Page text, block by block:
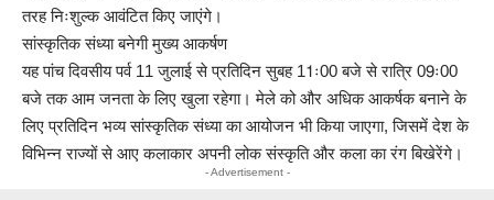
तरह निःशुल्क आवंटित किए जाएंगे।
सांस्कृतिक संध्या बनेगी मुख्य आकर्षण
यह पांच दिवसीय पर्व 11 जुलाई से प्रतिदिन सुबह 11ः00 बजे से रात्रि 09ः00
बजे तक आम जनता के लिए खुला रहेगा। मेले को और अधिक आकर्षक बनाने के
लिए प्रतिदिन भव्य सांस्कृतिक संध्या का आयोजन भी किया जाएगा, जिसमें देश के
विभिन्न राज्यों से आए कलाकार अपनी लोक संस्कृति और कला का रंग बिखेरेंगे।
- Advertisement -